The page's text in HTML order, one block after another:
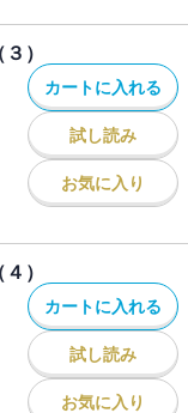
）
カートに入れる
試し読み
お気に入り
）
カートに入れる
試し読み
お気に入り